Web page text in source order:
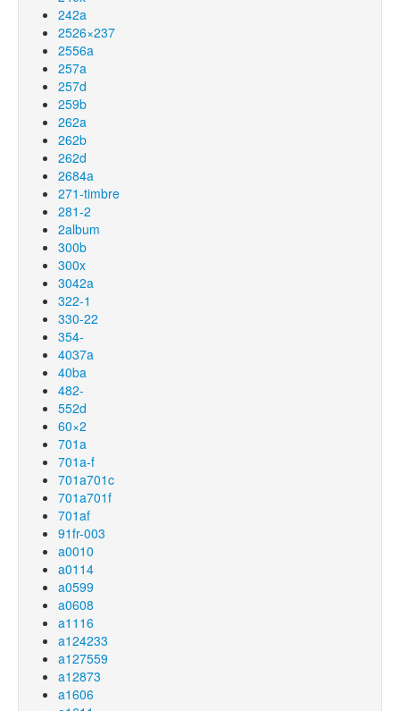
242a
2526×237
2556a
257a
257d
259b
262a
262b
262d
2684a
271-timbre
281-2
2album
300b
300x
3042a
322-1
330-22
354-
4037a
40ba
482-
552d
60×2
701a
701a-f
701a701c
701a701f
701af
91fr-003
a0010
a0114
a0599
a0608
a1116
a124233
a127559
a12873
a1606